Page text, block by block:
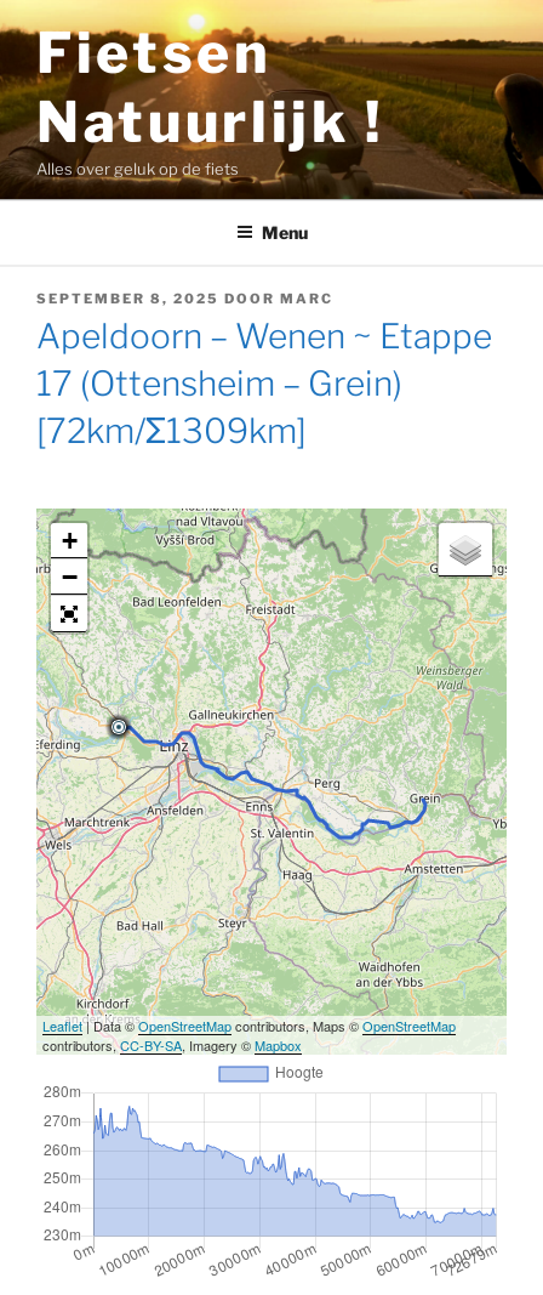
naar
de
inhoud
Fietsen
Natuurlijk !
Alles over geluk op de fiets
Menu
GEPLAATST
OP
SEPTEMBER 8, 2025 DOOR MARC
Apeldoorn – Wenen ~ Etappe
17 (Ottensheim – Grein)
[72km/Σ1309km]
+
−
Leaflet| Data ©OpenStreetMapcontributors, Maps ©OpenStreetMap
contributors,CC-BY-SA, Imagery ©Mapbox